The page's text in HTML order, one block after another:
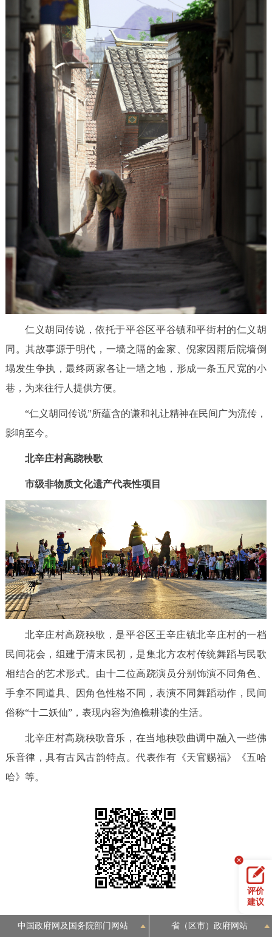
DEUTSCH FRANÇAIS РУССКИЙ ЯЗЫК
ESPAÑOL العربية PORTUGUÊS
ITALIANO
回到顶部
仁义胡同传说，依托于平谷区平谷镇和平街村的仁义胡
同。其故事源于明代，一墙之隔的金家、倪家因雨后院墙倒
塌发生争执，最终两家各让一墙之地，形成一条五尺宽的小
巷，为来往行人提供方便。
“仁义胡同传说”所蕴含的谦和礼让精神在民间广为流传，
影响至今。
北辛庄村高跷秧歌
市级非物质文化遗产代表性项目
北辛庄村高跷秧歌，是平谷区王辛庄镇北辛庄村的一档
民间花会，组建于清末民初，是集北方农村传统舞蹈与民歌
相结合的艺术形式。由十二位高跷演员分别饰演不同角色、
手拿不同道具、因角色性格不同，表演不同舞蹈动作，民间
俗称“十二妖仙”，表现内容为渔樵耕读的生活。
北辛庄村高跷秧歌音乐，在当地秧歌曲调中融入一些佛
乐音律，具有古风古韵特点。代表作有《天官赐福》《五哈
哈》等。
评价
建议
中国政府网及国务院部门网站 省（区市）政府网站